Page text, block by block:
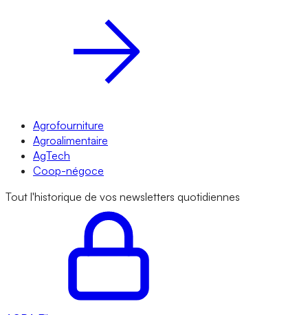
Agrofourniture
Agroalimentaire
AgTech
Coop-négoce
Tout l'historique de vos newsletters quotidiennes